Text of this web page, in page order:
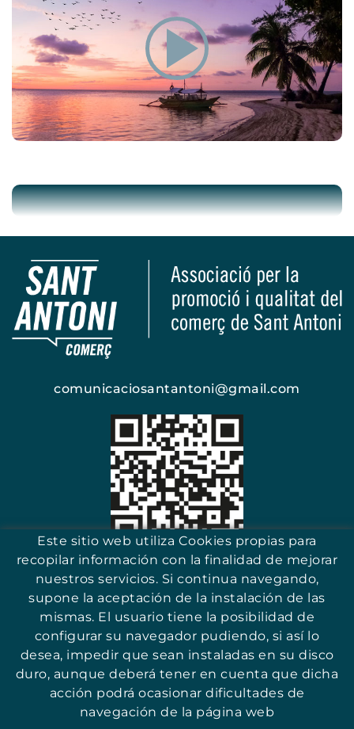
comunicaciosantantoni@gmail.com
Escanea y encuentra tu comercio
17251 - Sant Antoni (Girona)
Este sitio web utiliza Cookies propias para
recopilar información con la finalidad de mejorar
nuestros servicios. Si continua navegando,
supone la aceptación de la instalación de las
mismas. El usuario tiene la posibilidad de
configurar su navegador pudiendo, si así lo
desea, impedir que sean instaladas en su disco
duro, aunque deberá tener en cuenta que dicha
acción podrá ocasionar dificultades de
navegación de la página web